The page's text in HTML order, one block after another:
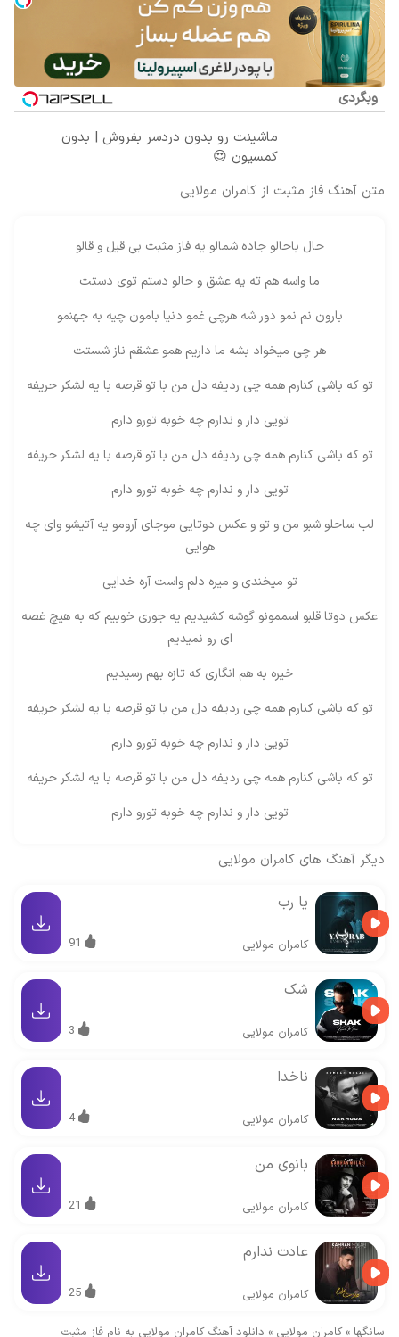
وبگردی
ماشینت رو بدون دردسر بفروش | بدون
کمسیون 😍
متن آهنگ فاز مثبت از کامران مولایی
حال باحالو جاده شمالو یه فاز مثبت بی قیل و قالو
ما واسه هم ته یه عشق و حالو دستم توی دستت
بارون نم نمو دور شه هرچی غمو دنیا بامون چیه به جهنمو
هر چی میخواد بشه ما داریم همو عشقم ناز شستت
تو که باشی کنارم همه چی ردیفه دل من با تو قرصه با یه لشکر حریفه
تویی دار و ندارم چه خوبه تورو دارم
تو که باشی کنارم همه چی ردیفه دل من با تو قرصه با یه لشکر حریفه
تویی دار و ندارم چه خوبه تورو دارم
لب ساحلو شبو من و تو و عکس دوتایی موجای آرومو یه آتیشو وای چه
هوایی
تو میخندی و میره دلم واست آره خدایی
عکس دوتا قلبو اسممونو گوشه کشیدیم یه جوری خوبیم که به هیچ غصه
ای رو نمیدیم
خیره به هم انگاری که تازه بهم رسیدیم
تو که باشی کنارم همه چی ردیفه دل من با تو قرصه با یه لشکر حریفه
تویی دار و ندارم چه خوبه تورو دارم
تو که باشی کنارم همه چی ردیفه دل من با تو قرصه با یه لشکر حریفه
تویی دار و ندارم چه خوبه تورو دارم
دیگر آهنگ های کامران مولایی
یا رب
کامران مولایی 91
شک
کامران مولایی 3
ناخدا
کامران مولایی 4
بانوی من
کامران مولایی 21
عادت ندارم
کامران مولایی 25
سانگها »کامران مولایی » دانلود آهنگ کامران مولایی به نام فاز مثبت